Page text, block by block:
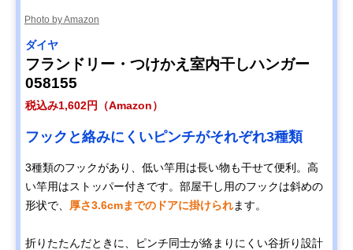
Photo by Amazon
ダイヤ
フランドリー・つけかえ室内干しハンガー
058155
税込み1,602円（Amazon）
フックと絡みにくいピンチがそれぞれ3種類
3種類のフックがあり、低い竿用は長い物も干せて便利。高
い竿用はストッパー付きです。部屋干し用のフックは斜めの
形状で、 厚さ3.6cmまでのドアに掛けられます。
折りたたんだときに、ピンチ同士が絡まりにくい谷折り設計